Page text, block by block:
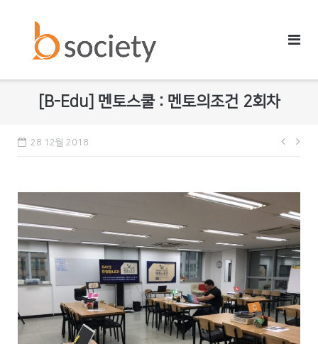
content
[B-Edu] 멘토스쿨 : 멘토의조건 2회차
28 12월 2018
비
게
이
션